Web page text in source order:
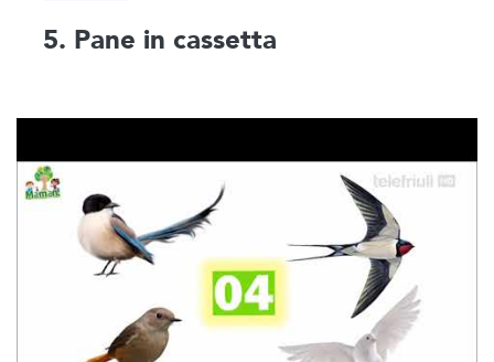
5. Pane in cassetta